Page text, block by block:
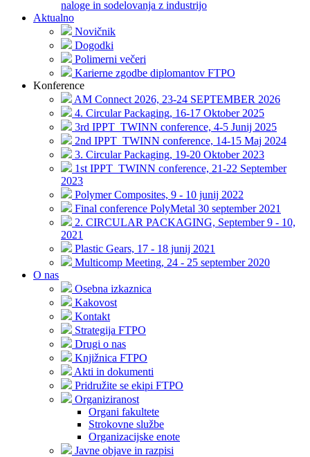
naloge in sodelovanja z industrijo
Aktualno
Novičnik
Dogodki
Polimerni večeri
Karierne zgodbe diplomantov FTPO
Konference
AM Connect 2026, 23-24 SEPTEMBER 2026
4. Circular Packaging, 16-17 Oktober 2025
3rd IPPT_TWINN conference, 4-5 Junij 2025
2nd IPPT_TWINN conference, 14-15 Maj 2024
3. Circular Packaging, 19-20 Oktober 2023
1st IPPT_TWINN conference, 21-22 September
2023
Polymer Composites, 9 - 10 junij 2022
Final conference PolyMetal 30 september 2021
2. CIRCULAR PACKAGING, September 9 - 10,
2021
Plastic Gears, 17 - 18 junij 2021
Multicomp Meeting, 24 - 25 september 2020
O nas
Osebna izkaznica
Kakovost
Kontakt
Strategija FTPO
Drugi o nas
Knjižnica FTPO
Akti in dokumenti
Pridružite se ekipi FTPO
Organiziranost
Organi fakultete
Strokovne službe
Organizacijske enote
Javne objave in razpisi